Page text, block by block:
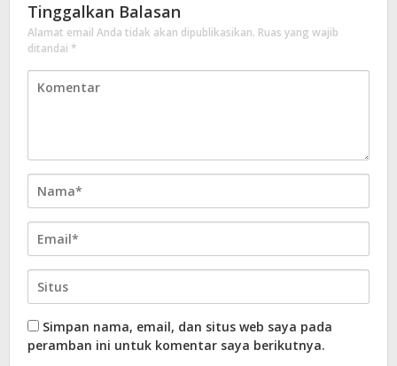
Tinggalkan Balasan
Alamat email Anda tidak akan dipublikasikan. Ruas yang wajib
ditandai *
Simpan nama, email, dan situs web saya pada
peramban ini untuk komentar saya berikutnya.